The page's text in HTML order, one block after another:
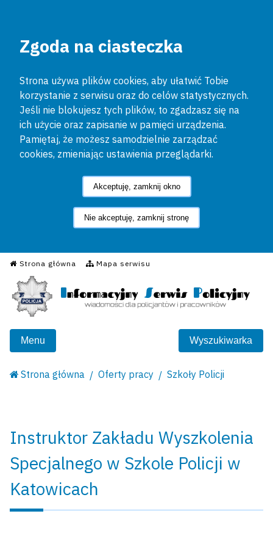
Zgoda na ciasteczka
Strona używa plików cookies, aby ułatwić Tobie
korzystanie z serwisu oraz do celów statystycznych.
Jeśli nie blokujesz tych plików, to zgadzasz się na
ich użycie oraz zapisanie w pamięci urządzenia.
Pamiętaj, że możesz samodzielnie zarządzać
cookies, zmieniając ustawienia przeglądarki.
Akceptuję, zamknij okno
Nie akceptuję, zamknij stronę
Strona główna Mapa serwisu
Informacyjny Serwis
Menu Wyszukiwarka
Strona główna Oferty pracy Szkoły Policji
Instruktor Zakładu Wyszkolenia
Specjalnego w Szkole Policji w
Katowicach